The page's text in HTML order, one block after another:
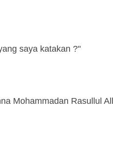
saya katakan ?"
Mohammadan Rasullul